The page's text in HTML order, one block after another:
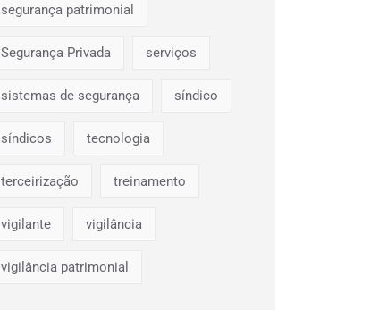
segurança patrimonial
Segurança Privada serviços
sistemas de segurança síndico
síndicos tecnologia
terceirização treinamento
vigilante vigilância
vigilância patrimonial